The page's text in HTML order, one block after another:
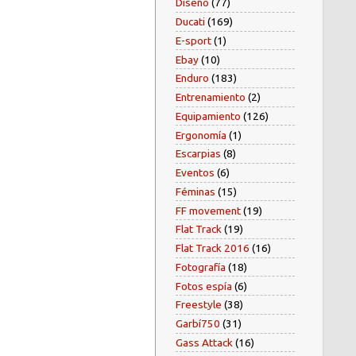
Diseño (77)
Ducati (169)
E-sport(1)
Ebay(10)
Enduro (183)
Entrenamiento (2)
Equipamiento (126)
Ergonomía (1)
Escarpias (8)
Eventos (6)
Féminas (15)
FF movement(19)
Flat Track(19)
Flat Track 2016 (16)
Fotografía (18)
Fotos espía (6)
Freestyle (38)
Garbí750 (31)
Gass Attack (16)